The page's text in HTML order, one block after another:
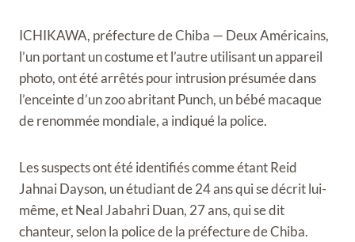
ICHIKAWA, préfecture de Chiba — Deux Américains,
l’un portant un costume et l’autre utilisant un appareil
photo, ont été arrêtés pour intrusion présumée dans
l’enceinte d’un zoo abritant Punch, un bébé macaque
de renommée mondiale, a indiqué la police.
Les suspects ont été identifiés comme étant Reid
Jahnai Dayson, un étudiant de 24 ans qui se décrit lui-
même, et Neal Jabahri Duan, 27 ans, qui se dit
chanteur, selon la police de la préfecture de Chiba.